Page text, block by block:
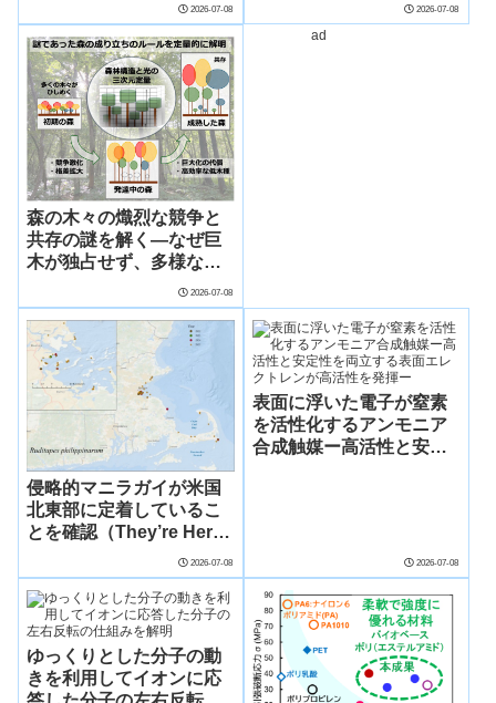
火山で初めて系統的に検
証、衛星観測と同等の的
中率〜
2026-07-08 2026-07-08
森の木々の熾烈な競争と
共存の謎を解く―なぜ巨
木が独占せず、多様な
木々と共存できるのか？
―
2026-07-08
ad
侵略的マニラガイが米国
北東部に定着しているこ
とを確認（They’re Here:
Biologists Identify First
Established Colonies of
Invasive Clam in
Northeastern US）
2026-07-08
表面に浮いた電子が窒素
を活性化するアンモニア
合成触媒ー高活性と安定
2026-07-08
ゆっくりとした分子の動
きを利用してイオンに応